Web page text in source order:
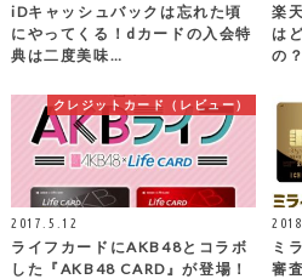
iDキャッシュバックは忘れた頃
にやってくる！dカードの入会特
典は二度美味…
楽
は
の？
クレジットカード（レビュー）
2017.5.12
ライフカードにAKB48とコラボ
した『AKB48 CARD』が登場！
ミ
審